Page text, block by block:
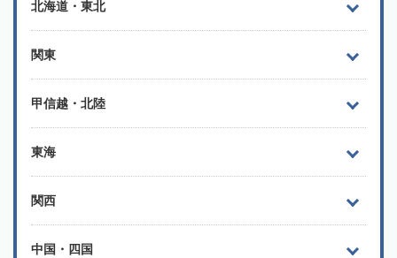
北海道・東北
関東
甲信越・北陸
東海
関西
中国・四国